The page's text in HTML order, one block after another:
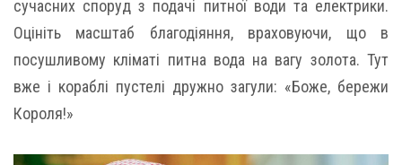
сучасних споруд з подачі питної води та електрики.
Оцініть масштаб благодіяння, враховуючи, що в
посушливому кліматі питна вода на вагу золота. Тут
вже і кораблі пустелі дружно загули: «Боже, бережи
Короля!»